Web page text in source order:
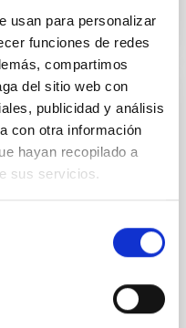
usan para personalizar
funciones de redes
compartimos
del sitio web con
publicidad y análisis
con otra información
hayan recopilado a
sus servicios.
Rebolo,
de la Real
España
Rafael Rebolo
de España